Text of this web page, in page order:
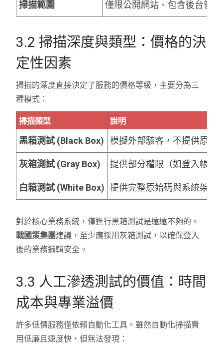
掃描範圍 僅限公開網站、包含後台管
3.2 掃描深度與類型：價格的決
定性因素
掃描的深度直接決定了服務的價格等級，主要分為三
種模式：
掃描類型 說明
黑箱測試 (Black Box) 模擬外部駭客，不提供原始
灰箱測試 (Gray Box) 提供部分權限（如登入帳號
白箱測試 (White Box) 提供完整原始碼與系統架構
對於核心業務系統，僅進行黑箱測試是遠遠不夠的。
戰國策集團建議，至少應採用灰箱測試，以確保登入
後的業務邏輯安全。
3.3 人工滲透測試的價值：時間
成本與專業溢價
許多低價服務僅依賴自動化工具。雖然自動化掃描費
用低廉且速度快，但無法發現：